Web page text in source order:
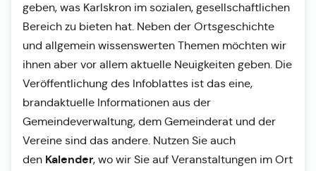
geben, was Karlskron im sozialen, gesellschaftlichen
Bereich zu bieten hat. Neben der Ortsgeschichte
und allgemein wissenswerten Themen möchten wir
ihnen aber vor allem aktuelle Neuigkeiten geben. Die
Veröffentlichung des Infoblattes ist das eine,
brandaktuelle Informationen aus der
Gemeindeverwaltung, dem Gemeinderat und der
Vereine sind das andere. Nutzen Sie auch
den Kalender, wo wir Sie auf Veranstaltungen im Ort